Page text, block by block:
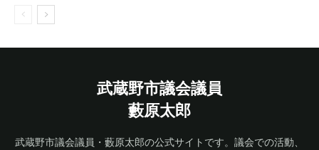
武蔵野市議会議員
藪原太郎
武蔵野市議会議員・藪原太郎の公式サイトです。議会での活動、